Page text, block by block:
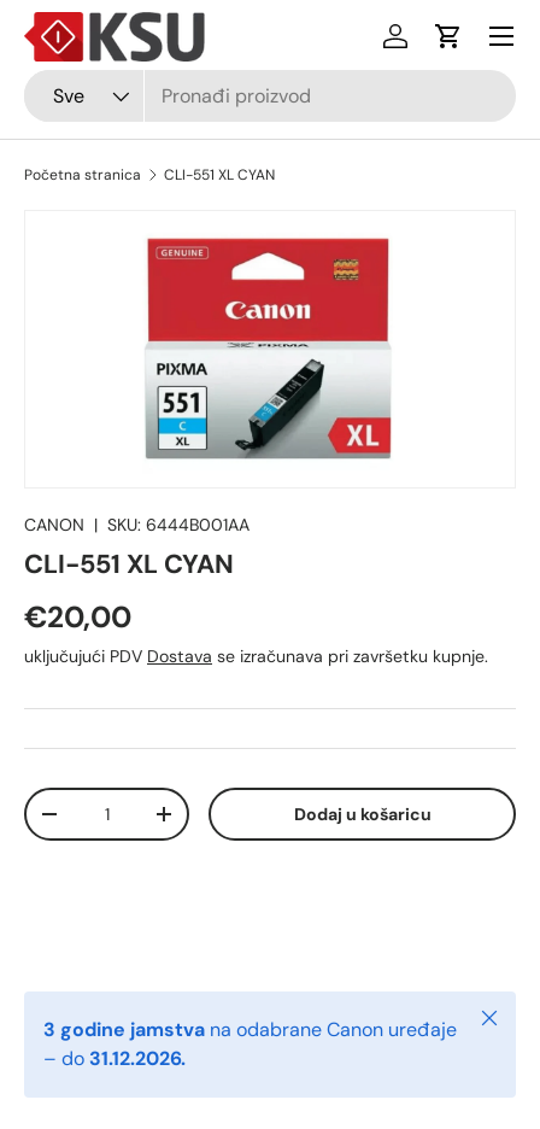
Preskočiti na sadržaj
Pretraži
Vrsta
Sve
PrijavaKošarica
Početna stranica CLI-551 XL CYAN
Preskočiti na informacije o proizvodu
CANON | SKU: 6444B001AA
CLI-551 XL CYAN
Redovna cijena
€20,00
uključujući PDV Dostava se izračunava pri završetku kupnje.
Količina
Smanji količinuPovećaj količinuDodaj u košaricu
3 godine jamstva na odabrane Canon uređaje
– do 31.12.2026.
Zatvori